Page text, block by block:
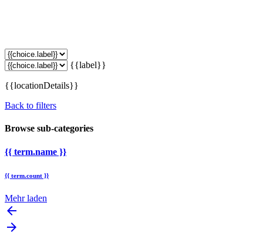
{{label}}
{{locationDetails}}
Back to filters
Browse sub-categories
{{ term.name }}
{{ term.count }}
Mehr laden
arrow_backward
arrow_forward